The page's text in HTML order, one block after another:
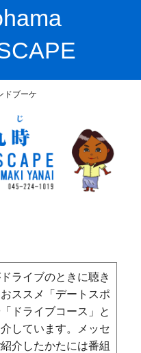
ドブーケ
ライブのときに聴き
ススメ「デートスポ
ドライブコース」と
しています。メッセ
介したかたには番組